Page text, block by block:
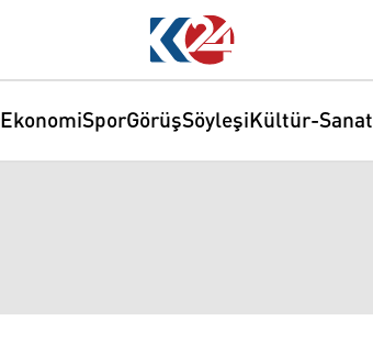
EkonomiSporGörüşSöyleşiKültür-Sanat